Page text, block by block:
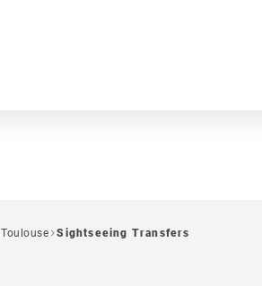
Toulouse Sightseeing Transfers